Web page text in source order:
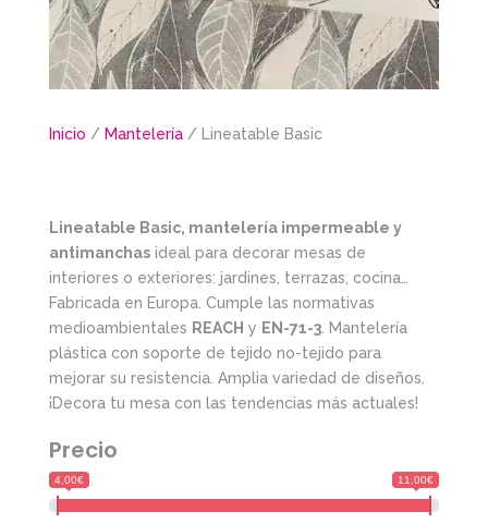
Inicio / Mantelería/ Lineatable Basic
Lineatable Basic, mantelería impermeable y
antimanchasideal para decorar mesas de
interiores o exteriores: jardines, terrazas, cocina…
Fabricada en Europa. Cumple las normativas
medioambientales REACH y EN-71-3. Mantelería
plástica con soporte de tejido no-tejido para
mejorar su resistencia. Amplia variedad de diseños.
¡Decora tu mesa con las tendencias más actuales!
Precio
4,00€ 11,00€